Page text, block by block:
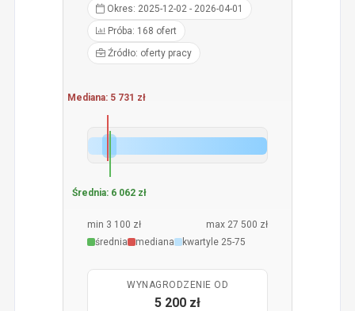
Okres: 2025-12-02 - 2026-04-01
Próba: 168 ofert
Źródło: oferty pracy
Mediana: 5 731 zł
Średnia: 6 062 zł
min 3 100 zł
max 27 500 zł
średnia
mediana kwartyle 25-75
WYNAGRODZENIE OD
5 200 zł